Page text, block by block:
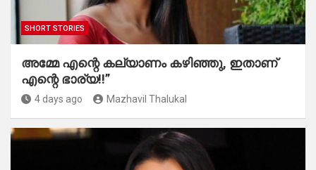
SHORT STORIES
അമ്മേ എന്റെ കല്യാണം കഴിഞ്ഞു, ഇതാണ്
എന്റെ ഭാര്യ!!”
4 days ago Mazhavil Thalukal